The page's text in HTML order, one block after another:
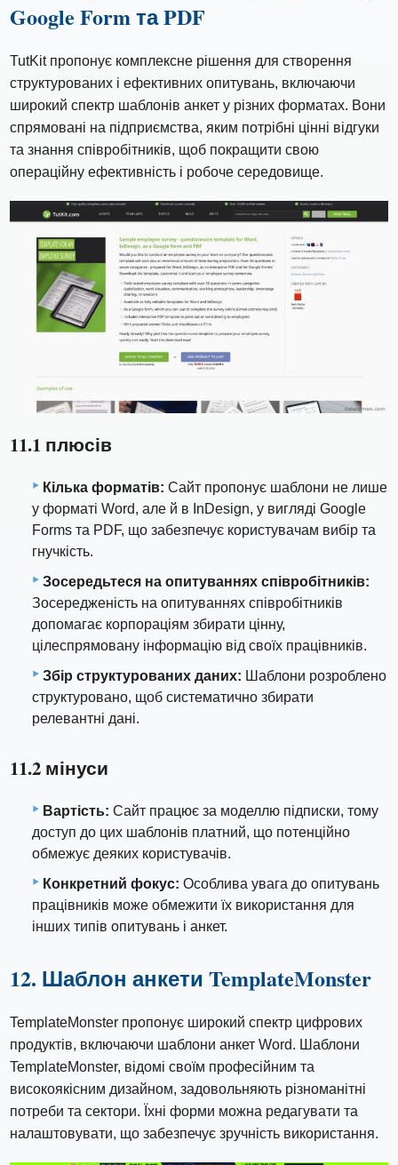
Google Form та PDF
TutKit пропонує комплексне рішення для створення
структурованих і ефективних опитувань, включаючи
широкий спектр шаблонів анкет у різних форматах. Вони
спрямовані на підприємства, яким потрібні цінні відгуки
та знання співробітників, щоб покращити свою
операційну ефективність і робоче середовище.
11.1 плюсів
Кілька форматів: Сайт пропонує шаблони не лише
у форматі Word, але й в InDesign, у вигляді Google
Forms та PDF, що забезпечує користувачам вибір та
гнучкість.
Зосередьтеся на опитуваннях співробітників:
Зосередженість на опитуваннях співробітників
допомагає корпораціям збирати цінну,
цілеспрямовану інформацію від своїх працівників.
Збір структурованих даних: Шаблони розроблено
структуровано, щоб систематично збирати
релевантні дані.
11.2 мінуси
Вартість: Сайт працює за моделлю підписки, тому
доступ до цих шаблонів платний, що потенційно
обмежує деяких користувачів.
Конкретний фокус: Особлива увага до опитувань
працівників може обмежити їх використання для
інших типів опитувань і анкет.
12. Шаблон анкети TemplateMonster
TemplateMonster пропонує широкий спектр цифрових
продуктів, включаючи шаблони анкет Word. Шаблони
TemplateMonster, відомі своїм професійним та
високоякісним дизайном, задовольняють різноманітні
потреби та сектори. Їхні форми можна редагувати та
налаштовувати, що забезпечує зручність використання.